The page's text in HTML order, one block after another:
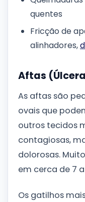
quentes
Fricção de
alinhadores,
Aftas
As aftas são
ovais que
outros tecidos
contagiosas,
dolorosas.
em cerca de 7 a
Os gatilhos